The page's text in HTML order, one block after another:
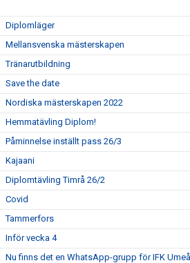
Diplomläger
Mellansvenska mästerskapen
Tränarutbildning
Save the date
Nordiska mästerskapen 2022
Hemmatävling Diplom!
Påminnelse inställt pass 26/3
Kajaani
Diplomtävling Timrå 26/2
Covid
Tammerfors
Inför vecka 4
Nu finns det en WhatsApp-grupp för IFK